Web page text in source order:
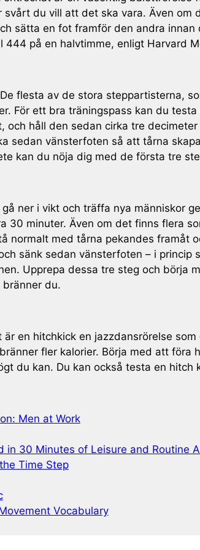
svårt du vill att det ska vara. Även
sätta en fot framför den andra
på en halvtimme, enligt Harvard
flesta av de stora steppartisterna,
För ett bra träningspass kan du
och håll den sedan cirka tre
sedan vänsterfoten så att tårna
kan du nöja dig med de första tre
ner i vikt och träffa nya människor
30 minuter. Även om det finns flera
normalt med tårna pekandes framåt
sänk sedan vänsterfoten – i
Upprepa dessa tre steg och börja
du.
en hitchkick en jazzdansrörelse
fler kalorier. Börja med att
du kan. Du kan också testa en
Men at Work
in 30 Minutes of Leisure and Routine
Time Step
Vocabulary